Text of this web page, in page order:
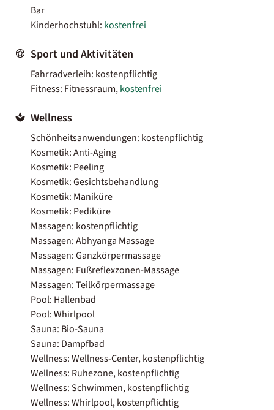
Bar
Kinderhochstuhl: kostenfrei
Sport und Aktivitäten
Fahrradverleih: kostenpflichtig
Fitness: Fitnessraum,kostenfrei
Wellness
Schönheitsanwendungen: kostenpflichtig
Kosmetik: Anti-Aging
Kosmetik: Peeling
Kosmetik: Gesichtsbehandlung
Kosmetik: Maniküre
Kosmetik: Pediküre
Massagen: kostenpflichtig
Massagen: Abhyanga Massage
Massagen: Ganzkörpermassage
Massagen: Fußreflexzonen-Massage
Massagen: Teilkörpermassage
Pool: Hallenbad
Pool: Whirlpool
Sauna: Bio-Sauna
Sauna: Dampfbad
Wellness: Wellness-Center, kostenpflichtig
Wellness: Ruhezone, kostenpflichtig
Wellness: Schwimmen, kostenpflichtig
Wellness: Whirlpool, kostenpflichtig